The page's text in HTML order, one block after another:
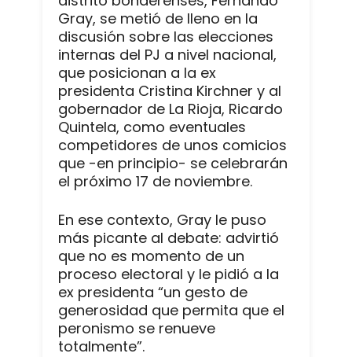
Gray, se metió de lleno en la
discusión sobre las elecciones
internas del PJ a nivel nacional,
que posicionan a la ex
presidenta Cristina Kirchner y al
gobernador de La Rioja, Ricardo
Quintela, como eventuales
competidores de unos comicios
que -en principio- se celebrarán
el próximo 17 de noviembre.
En ese contexto, Gray le puso
más picante al debate: advirtió
que no es momento de un
proceso electoral y le pidió a la
ex presidenta “un gesto de
generosidad que permita que el
peronismo se renueve
totalmente”.